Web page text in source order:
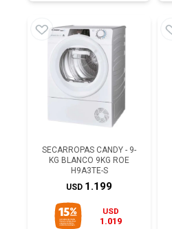
SECARROPAS CANDY - 9-
KG BLANCO 9KG ROE
H9A3TE-S
USD 1.199
USD
1.019